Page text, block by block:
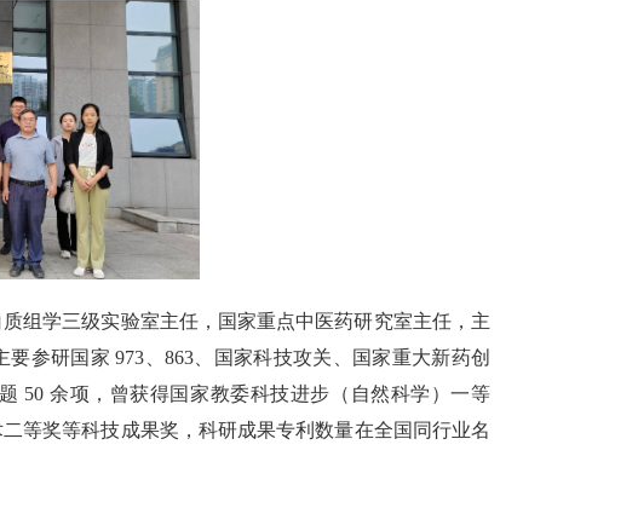
组学三级实验室主任，国家重点中医药研究室主任，主
参研国家 973、863、国家科技攻关、国家重大新药创
50 余项，曾获得国家教委科技进步（自然科学）一等
等奖等科技成果奖，科研成果专利数量在全国同行业名